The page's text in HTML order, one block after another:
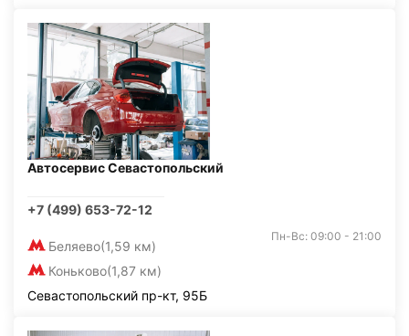
Автосервис Севастопольский
+7 (499) 653-72-12
Беляево(1,59 км)
Коньково(1,87 км)
Пн-Вс: 09:00 - 21:00
Севастопольский пр-кт, 95Б